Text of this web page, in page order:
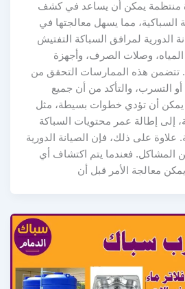
منتظمة يمكن أن يساعد في كشف
السباكية، مما يسهل معالجتها في
الدورية لمرافق السباكة التفتيش
وصلات الصرف، وأجهزة
تتضمن هذه الممارسات التحقق من
التسرب، والتأكد من أن جميع
يمكن أن تؤدي خطوات بسيطة، مثل
إلى إطالة عمر محتويات السباكة
علاوة على ذلك، فإن الصيانة الدورية
من المشاكل. فعندما يتم اكتشاف أي
معالجة الأمر قبل أن